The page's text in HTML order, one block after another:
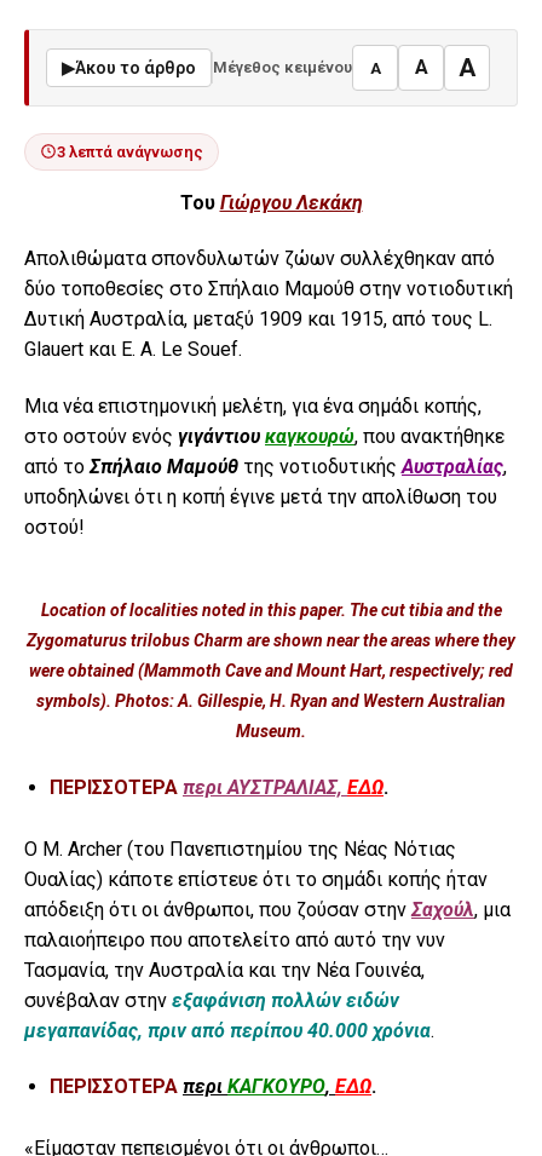
▶Άκου το άρθρο Μέγεθος κειμένου A A A
3 λεπτά ανάγνωσης
Του Γιώργου Λεκάκη
Απολιθώματα σπονδυλωτών ζώων συλλέχθηκαν από
δύο τοποθεσίες στο Σπήλαιο Μαμούθ στην νοτιοδυτική
Δυτική Αυστραλία, μεταξύ 1909 και 1915, από τους L.
Glauert και E. A. Le Souef.
Μια νέα επιστημονική μελέτη, για ένα σημάδι κοπής,
στο οστούν ενός γιγάντιου καγκουρώ, που ανακτήθηκε
από το Σπήλαιο Μαμούθ της νοτιοδυτικής Αυστραλίας,
υποδηλώνει ότι η κοπή έγινε μετά την απολίθωση του
οστού!
Location of localities noted in this paper. The cut tibia and the
Zygomaturus trilobus Charm are shown near the areas where they
were obtained (Mammoth Cave and Mount Hart, respectively; red
symbols). Photos: A. Gillespie, H. Ryan and Western Australian
Museum.
ΠΕΡΙΣΣΟΤΕΡΑ περι ΑΥΣΤΡΑΛΙΑΣ, ΕΔΩ.
Ο M. Archer (του Πανεπιστημίου της Νέας Νότιας
Ουαλίας) κάποτε επίστευε ότι το σημάδι κοπής ήταν
απόδειξη ότι οι άνθρωποι, που ζούσαν στην Σαχούλ, μια
παλαιοήπειρο που αποτελείτο από αυτό την νυν
Τασμανία, την Αυστραλία και την Νέα Γουινέα,
συνέβαλαν στην εξαφάνιση πολλών ειδών
μεγαπανίδας, πριν από περίπου 40.000 χρόνια.
ΠΕΡΙΣΣΟΤΕΡΑ περι ΚΑΓΚΟΥΡΟ, ΕΔΩ.
«Είμασταν πεπεισμένοι ότι οι άνθρωποι…